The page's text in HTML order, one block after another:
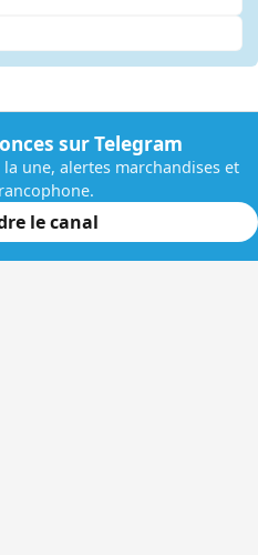
sur Telegram
une, alertes marchandises et
le canal